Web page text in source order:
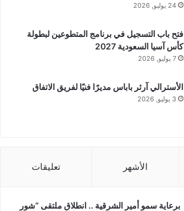
24 يوليو, 2026
فتح باب التسجيل في برنامج المتطوعين لبطولة
كأس آسيا السعودية 2027
7 يوليو, 2026
الأسترالي آرثر باباس مديرًا فنيًا لفريق الاتفاق
3 يوليو, 2026
الأشهر تعليقات
برعاية سمو أمير الشرقية .. انطلاق ملتقى “شور